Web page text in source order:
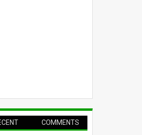
COMMENTS